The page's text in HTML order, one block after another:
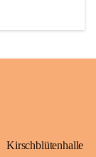
Kirschblütenhalle